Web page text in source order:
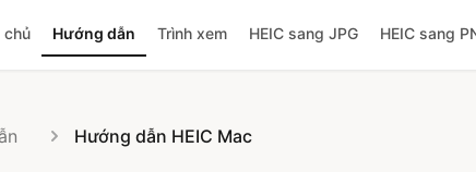
chủ Hướng dẫn Trình xem HEIC sang JPG HEIC sang
Hướng dẫn HEIC Mac